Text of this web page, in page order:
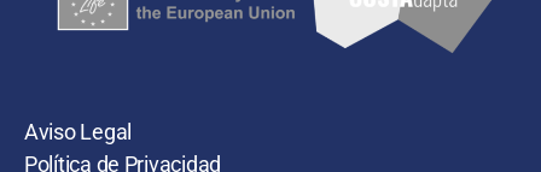
Aviso Legal
Política de Privacidad